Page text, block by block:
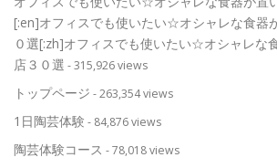
[:en]オフィスでも使いたい☆オシャレな食器
０選[:zh]オフィスでも使いたい☆オシャレな
店３０選 - 315,926 views
トップページ - 263,354 views
1日陶芸体験 - 84,876 views
陶芸体験コース - 78,018 views